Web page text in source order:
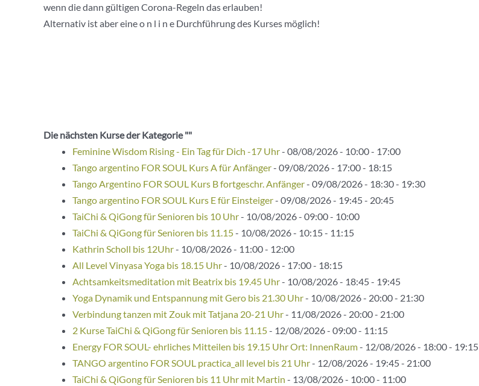
wenn die dann gültigen Corona-Regeln das erlauben!
Alternativ ist aber eine o n l i n e Durchführung des Kurses möglich!
Die nächsten Kurse der Kategorie ""
Feminine Wisdom Rising - Ein Tag für Dich -17 Uhr- 08/08/2026 - 10:00 - 17:00
Tango argentino FOR SOUL Kurs A für Anfänger- 09/08/2026 - 17:00 - 18:15
Tango Argentino FOR SOUL Kurs B fortgeschr. Anfänger- 09/08/2026 - 18:30 - 19:30
Tango argentino FOR SOUL Kurs E für Einsteiger- 09/08/2026 - 19:45 - 20:45
TaiChi & QiGong für Senioren bis 10 Uhr- 10/08/2026 - 09:00 - 10:00
TaiChi & QiGong für Senioren bis 11.15- 10/08/2026 - 10:15 - 11:15
Kathrin Scholl bis 12Uhr- 10/08/2026 - 11:00 - 12:00
All Level Vinyasa Yoga bis 18.15 Uhr- 10/08/2026 - 17:00 - 18:15
Achtsamkeitsmeditation mit Beatrix bis 19.45 Uhr- 10/08/2026 - 18:45 - 19:45
Yoga Dynamik und Entspannung mit Gero bis 21.30 Uhr- 10/08/2026 - 20:00 - 21:30
Verbindung tanzen mit Zouk mit Tatjana 20-21 Uhr- 11/08/2026 - 20:00 - 21:00
2 Kurse TaiChi & QiGong für Senioren bis 11.15- 12/08/2026 - 09:00 - 11:15
Energy FOR SOUL- ehrliches Mitteilen bis 19.15 Uhr Ort: InnenRaum- 12/08/2026 - 18:00 - 19:15
TANGO argentino FOR SOUL practica_all level bis 21 Uhr- 12/08/2026 - 19:45 - 21:00
TaiChi & QiGong für Senioren bis 11 Uhr mit Martin - 13/08/2026 - 10:00 - 11:00